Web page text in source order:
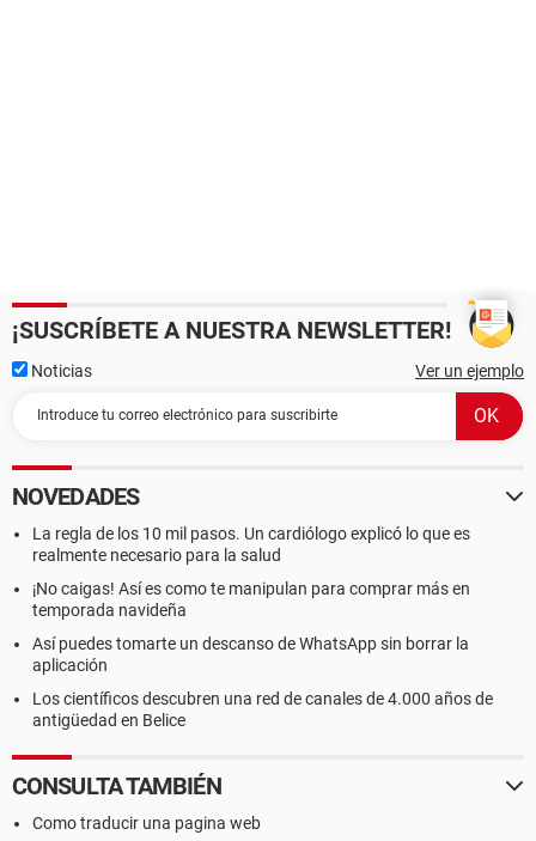
¡SUSCRÍBETE A NUESTRA NEWSLETTER!
Noticias Ver un ejemplo
NOVEDADES
La regla de los 10 mil pasos. Un cardiólogo explicó lo que es
realmente necesario para la salud
¡No caigas! Así es como te manipulan para comprar más en
temporada navideña
Así puedes tomarte un descanso de WhatsApp sin borrar la
aplicación
Los científicos descubren una red de canales de 4.000 años de
antigüedad en Belice
CONSULTA TAMBIÉN
Como traducir una pagina web